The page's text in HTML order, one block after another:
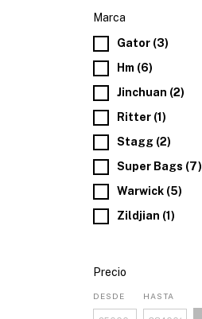
Marca
Gator (3)
Hm (6)
Jinchuan (2)
Ritter (1)
Stagg (2)
Super Bags (7)
Warwick (5)
Zildjian (1)
Precio
DESDE HASTA